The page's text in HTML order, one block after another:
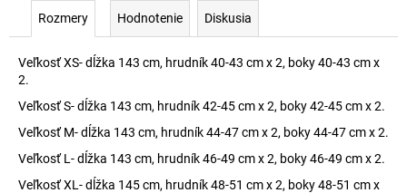
Rozmery Hodnotenie Diskusia
Veľkosť XS- dĺžka 143 cm, hrudník 40-43 cm x 2, boky 40-43 cm x
2.
Veľkosť S- dĺžka 143 cm, hrudník 42-45 cm x 2, boky 42-45 cm x 2.
Veľkosť M- dĺžka 143 cm, hrudník 44-47 cm x 2, boky 44-47 cm x 2.
Veľkosť L- dĺžka 143 cm, hrudník 46-49 cm x 2, boky 46-49 cm x 2.
Veľkosť XL- dĺžka 145 cm, hrudník 48-51 cm x 2, boky 48-51 cm x